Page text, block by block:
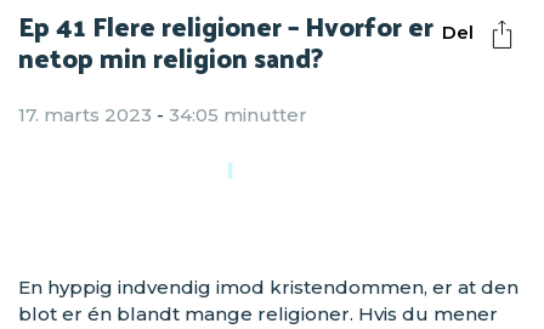
Del
Ep 41 Flere religioner – Hvorfor er
netop min religion sand?
17. marts 2023 - 34:05 minutter
En hyppig indvendig imod kristendommen, er at den
blot er én blandt mange religioner. Hvis du mener